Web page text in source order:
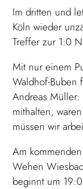
Im dritten und
Köln wieder
Treffer zur 1:0
Mit nur einem
Waldhof-Buben
Andreas Müller:
mithalten,
müssen wir
Am
Wehen
beginnt um